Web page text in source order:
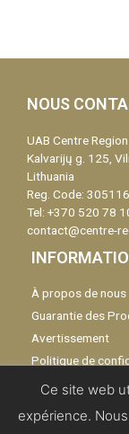
NOUS
UAB Centre Region
Kalvarijų g. 125,
Lithuania
Reg. Code:
Tel: +370 520 78
contact@centre-
À propos de nous
Guarantie des
Avertissement
Politique de
Catalogue
Ce site web
expérience.